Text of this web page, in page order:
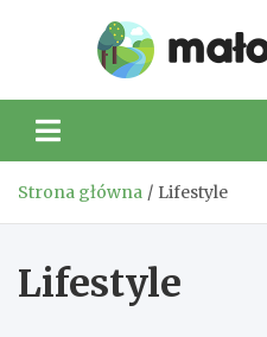
Strona główna Lifestyle
Lifestyle